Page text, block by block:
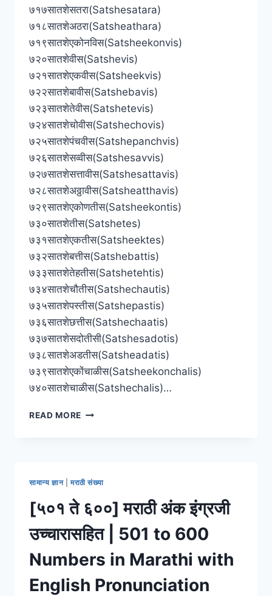
७१७सातशेसतरा(Satshesatara)
७१८सातशेअठरा(Satsheathara)
७१९सातशेएकोनविस(Satsheekonvis)
७२०सातशेवीस(Satshevis)
७२१सातशेएकवीस(Satsheekvis)
७२२सातशेबावीस(Satshebavis)
७२३सातशेतेवीस(Satshetevis)
७२४सातशेचोवीस(Satshechovis)
७२५सातशेपंचवीस(Satshepanchvis)
७२६सातशेसव्वीस(Satshesavvis)
७२७सातशेसत्तावीस(Satshesattavis)
७२८सातशेअठ्ठावीस(Satsheatthavis)
७२९सातशेएकोणतीस(Satsheekontis)
७३०सातशेतीस(Satshetes)
७३१सातशेएकतीस(Satsheektes)
७३२सातशेबत्तीस(Satshebattis)
७३३सातशेतेहतीस(Satshetehtis)
७३४सातशेचौतीस(Satshechautis)
७३५सातशेपस्तीस(Satshepastis)
७३६सातशेछत्तीस(Satshechaatis)
७३७सातशेसदोतीसी(Satshesadotis)
७३८सातशेअडतीस(Satsheadatis)
७३९सातशेएकोंचाळीस(Satsheekonchalis)
७४०सातशेचाळीस(Satshechalis)…
READ MORE [७०१
701
TO
800
NUMBERS
IN
MARATHI
WITH
सामान्य ज्ञान| मराठी संख्या
[५०१ ते ६००] मराठी अंक इंग्रजी
उच्चारासहित | 501 to 600
Numbers in Marathi with
English Pronunciation